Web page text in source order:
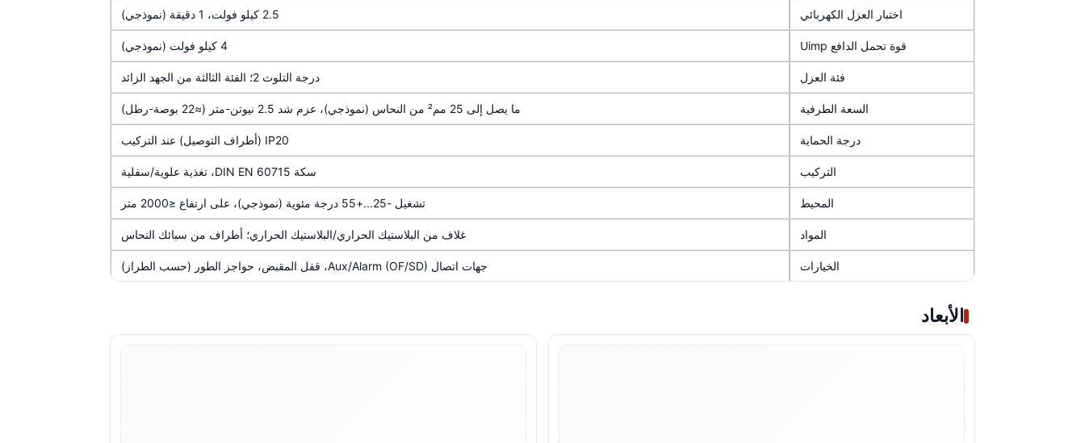
اختبار العزل الكهربائي 2.5 كيلو فولت، 1 دقيقة (نموذجي)
قوة تحمل الدافع Uimp 4 كيلو فولت (نموذجي)
فئة العزل درجة التلوث 2؛ الفئة الثالثة من الجهد الزائد
السعة الطرفية ما يصل إلى 25 مم² من النحاس (نموذجي)، عزم شد 2.5 نيوتن-متر (≈22 بوصة-رطل)
درجة الحماية IP20 (أطراف التوصيل) عند التركيب
التركيب سكة DIN EN 60715، تغذية علوية/سفلية
المحيط تشغيل -25...+55 درجة مئوية (نموذجي)، على ارتفاع ≤2000 متر
المواد غلاف من البلاستيك الحراري/البلاستيك الحراري؛ أطراف من سبائك النحاس
الخيارات جهات اتصال Aux/Alarm (OF/SD)، قفل المقبض، حواجز الطور (حسب الطراز)
الأبعاد